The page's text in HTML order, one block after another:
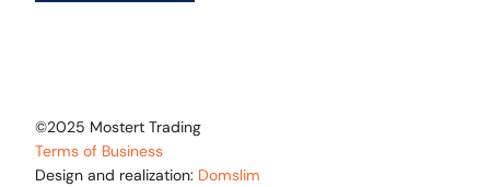
©2025 Mostert Trading
Terms of Business
Design and realization: Domslim